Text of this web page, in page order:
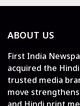
ABOUT US
First India
acquired the
trusted media
move strengthens